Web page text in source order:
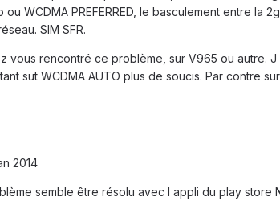
ou WCDMA PREFERRED, le basculement entre
SIM SFR.
vous rencontré ce problème, sur V965 ou autre.
sut WCDMA AUTO plus de soucis. Par contre
2014
semble être résolu avec l appli du play store